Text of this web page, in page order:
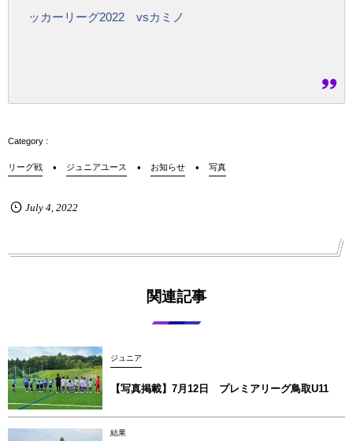
ッカーリーグ2022 vsカミノ
リーグ戦 ジュニアユース お知らせ 写真
July 4, 2022
関連記事
ジュニア
【写真掲載】7月12日 プレミアリーグ鳥取U11
結果